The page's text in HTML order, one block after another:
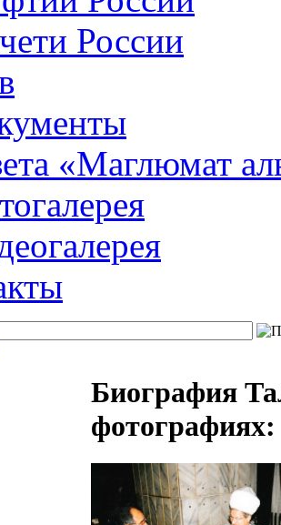
России
«Маглюмат
Биография
фотографиях: